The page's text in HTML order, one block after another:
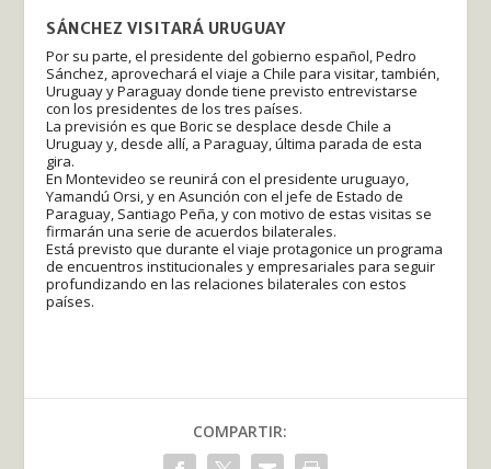
SÁNCHEZ VISITARÁ URUGUAY
Por su parte, el presidente del gobierno español, Pedro
Sánchez, aprovechará el viaje a Chile para visitar, también,
Uruguay y Paraguay donde tiene previsto entrevistarse
con los presidentes de los tres países.
La previsión es que Boric se desplace desde Chile a
Uruguay y, desde allí, a Paraguay, última parada de esta
gira.
En Montevideo se reunirá con el presidente uruguayo,
Yamandú Orsi, y en Asunción con el jefe de Estado de
Paraguay, Santiago Peña, y con motivo de estas visitas se
firmarán una serie de acuerdos bilaterales.
Está previsto que durante el viaje protagonice un programa
de encuentros institucionales y empresariales para seguir
profundizando en las relaciones bilaterales con estos
países.
COMPARTIR: